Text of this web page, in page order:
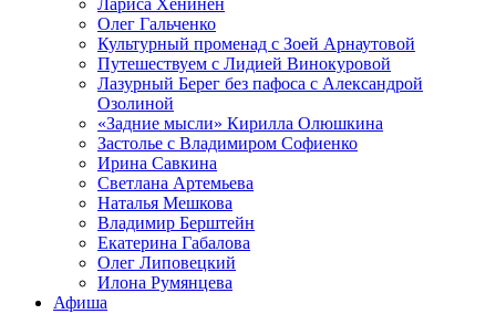
Лариса Хенинен
Олег Гальченко
Культурный променад с Зоей Арнаутовой
Путешествуем с Лидией Винокуровой
Лазурный Берег без пафоса с Александрой
Озолиной
«Задние мысли» Кирилла Олюшкина
Застолье с Владимиром Софиенко
Ирина Савкина
Светлана Артемьева
Наталья Мешкова
Владимир Берштейн
Екатерина Габалова
Олег Липовецкий
Илона Румянцева
Афиша